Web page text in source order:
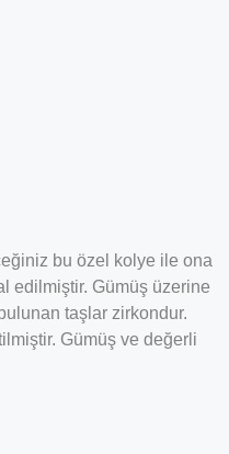
bu özel kolye ile ona
edilmiştir. Gümüş üzerine
taşlar zirkondur.
Gümüş ve değerli